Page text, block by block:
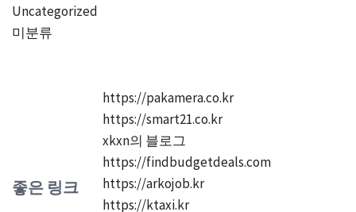
Uncategorized
미분류
좋은 링크
https://pakamera.co.kr
https://smart21.co.kr
xkxn의 블로그
https://findbudgetdeals.com
https://arkojob.kr
https://ktaxi.kr